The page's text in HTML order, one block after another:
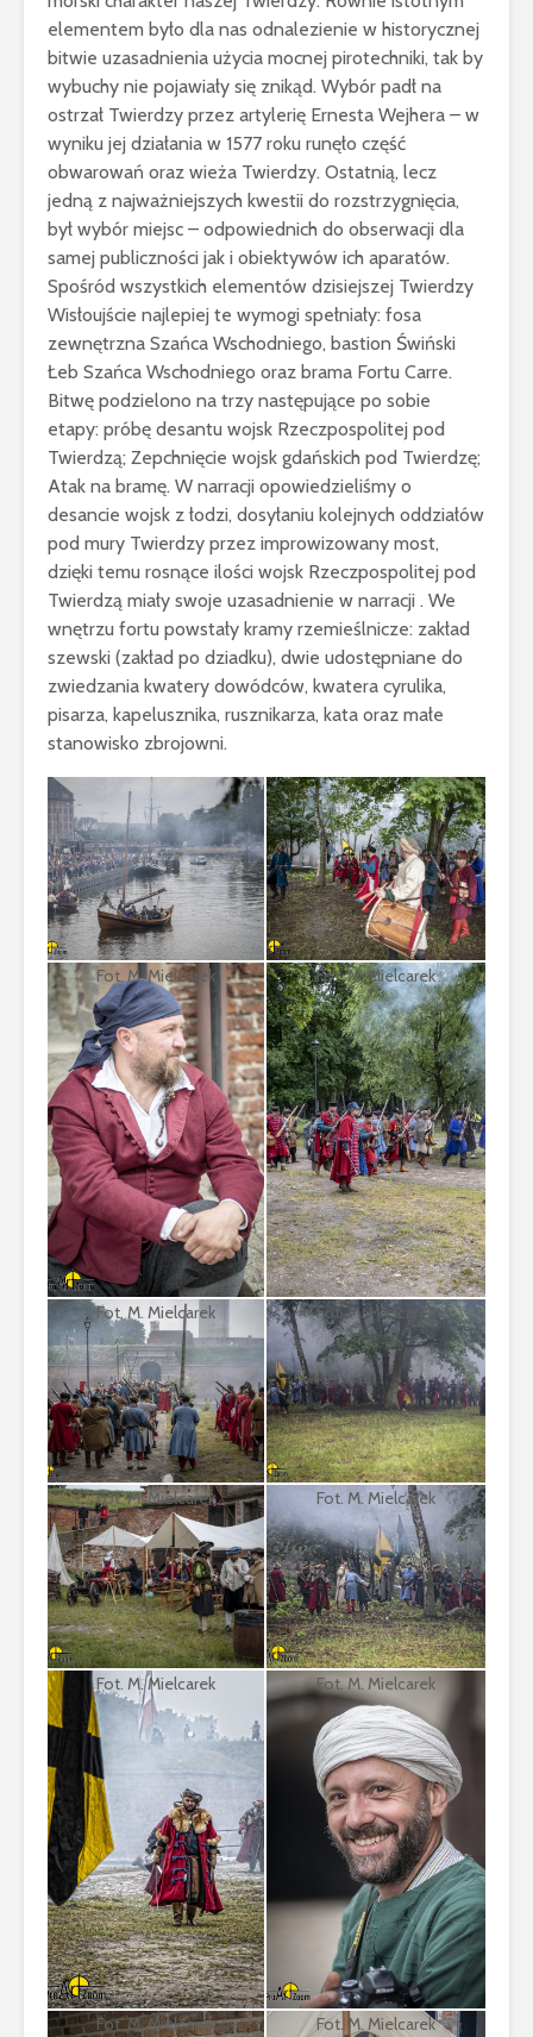
elementem było dla nas odnalezienie w historycznej
bitwie uzasadnienia użycia mocnej pirotechniki, tak by
wybuchy nie pojawiały się znikąd. Wybór padł na
ostrzał Twierdzy przez artylerię Ernesta Wejhera – w
wyniku jej działania w 1577 roku runęło część
obwarowań oraz wieża Twierdzy. Ostatnią, lecz
jedną z najważniejszych kwestii do rozstrzygnięcia,
był wybór miejsc – odpowiednich do obserwacji dla
samej publiczności jak i obiektywów ich aparatów.
Spośród wszystkich elementów dzisiejszej Twierdzy
Wisłoujście najlepiej te wymogi spełniały: fosa
zewnętrzna Szańca Wschodniego, bastion Świński
Łeb Szańca Wschodniego oraz brama Fortu Carre.
Bitwę podzielono na trzy następujące po sobie
etapy: próbę desantu wojsk Rzeczpospolitej pod
Twierdzą; Zepchnięcie wojsk gdańskich pod Twierdzę;
Atak na bramę. W narracji opowiedzieliśmy o
desancie wojsk z łodzi, dosyłaniu kolejnych oddziałów
pod mury Twierdzy przez improwizowany most,
dzięki temu rosnące ilości wojsk Rzeczpospolitej pod
Twierdzą miały swoje uzasadnienie w narracji . We
wnętrzu fortu powstały kramy rzemieślnicze: zakład
szewski (zakład po dziadku), dwie udostępniane do
zwiedzania kwatery dowódców, kwatera cyrulika,
pisarza, kapelusznika, rusznikarza, kata oraz małe
stanowisko zbrojowni.
Fot. M. Mielcarek Fot. M. Mielcarek
Fot. M. Mielcarek Fot. M. Mielcarek
Fot. M. Mielcarek Fot. M. Mielcarek
Fot. M. Mielcarek Fot. M. Mielcarek
Fot. M. Mielcarek Fot. M. Mielcarek